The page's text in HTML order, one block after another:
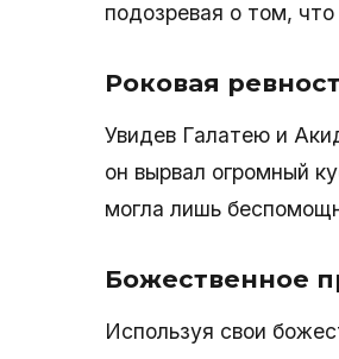
подозревая о том,
Роковая
Увидев Галатею и
он вырвал огромный
могла лишь
Божественное
Используя свои